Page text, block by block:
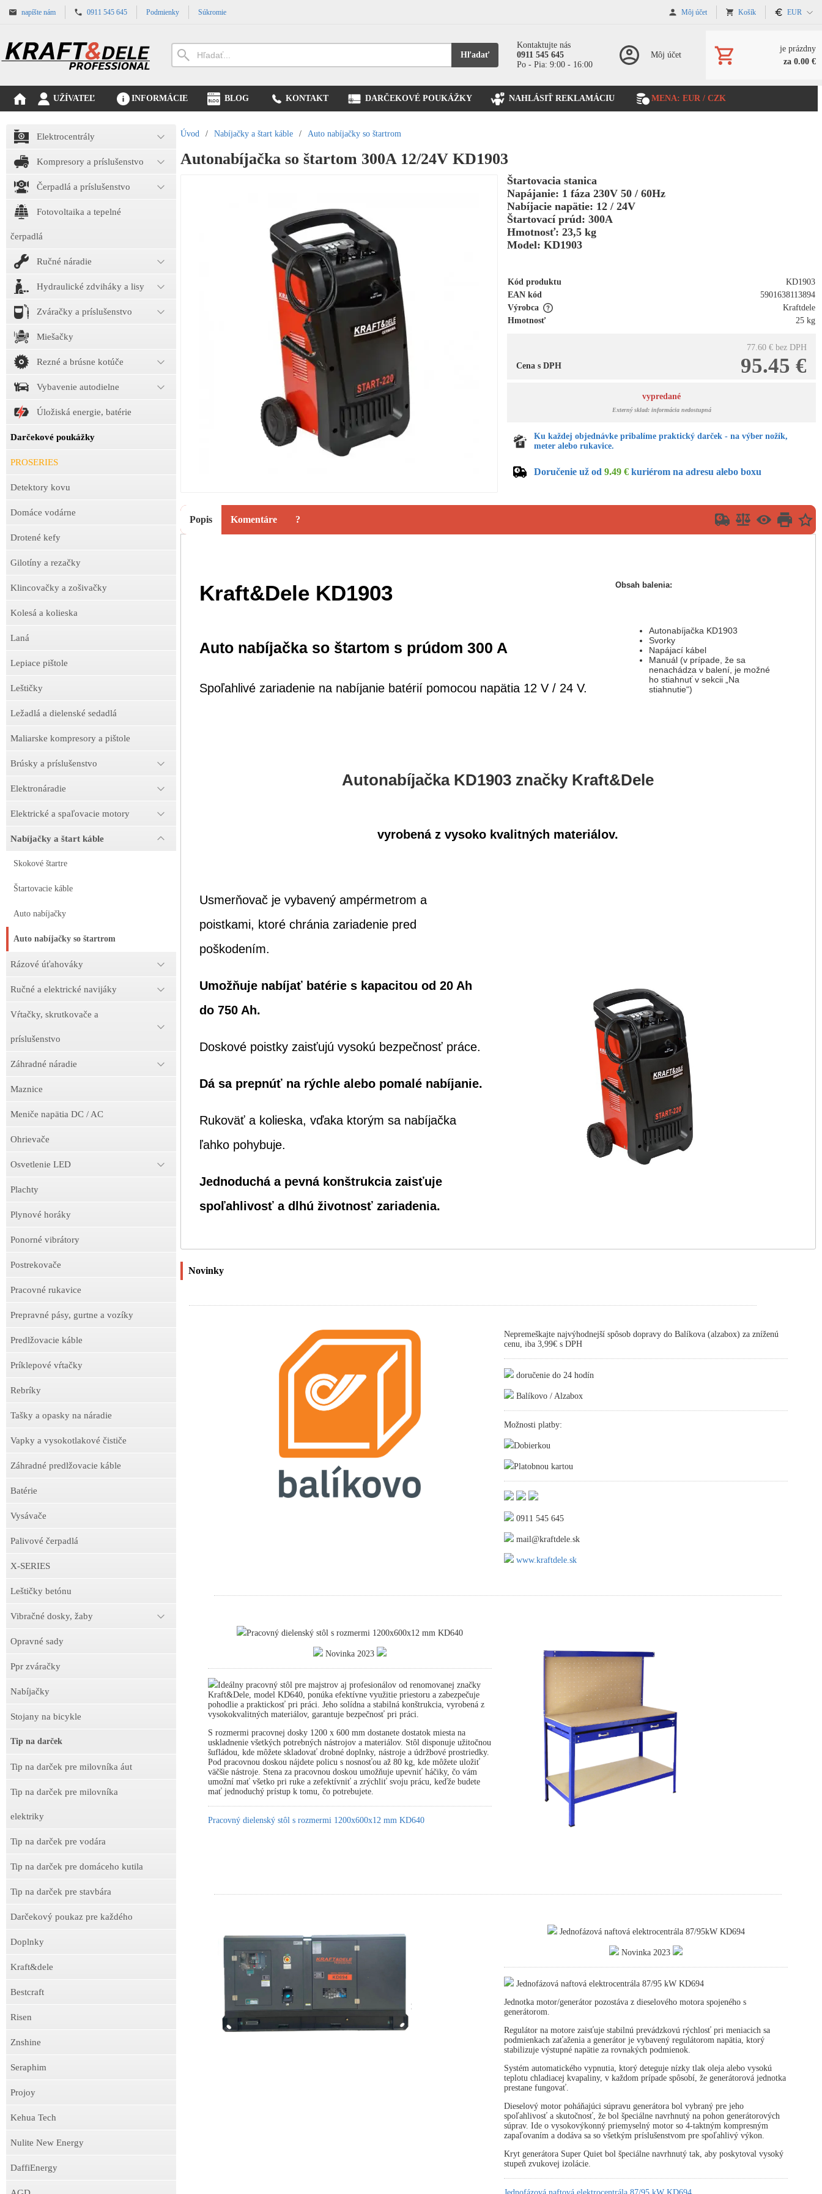
napíšte nám 0911 545 645 Podmienky Súkromie Môj účet Košík EUR
Hľadať
Kontaktujte nás
0911 545 645
Po - Pia: 9:00 - 16:00
Môj účet
je prázdny
za 0.00 €
UŽÍVATEĽ INFORMÁCIE BLOG KONTAKT DARČEKOVÉ POUKÁŽKY NAHLÁSIŤ REKLAMÁCIU MENA: EUR / CZK
Elektrocentrály
Kompresory a príslušenstvo
Čerpadlá a príslušenstvo
Fotovoltaika a tepelné
čerpadlá
Ručné náradie
Hydraulické zdviháky a lisy
Zváračky a príslušenstvo
Miešačky
Rezné a brúsne kotúče
Vybavenie autodielne
Úložiská energie, batérie
Darčekové poukážky
PROSERIES
Detektory kovu
Domáce vodárne
Drotené kefy
Gilotíny a rezačky
Klincovačky a zošivačky
Kolesá a kolieska
Laná
Lepiace pištole
Leštičky
Ležadlá a dielenské sedadlá
Maliarske kompresory a pištole
Brúsky a príslušenstvo
Elektronáradie
Elektrické a spaľovacie motory
Nabíjačky a štart káble
Skokové štartre
Štartovacie káble
Auto nabíjačky
Auto nabíjačky so štartrom
Rázové úťahováky
Ručné a elektrické navijáky
Vŕtačky, skrutkovače a
príslušenstvo
Záhradné náradie
Maznice
Meniče napätia DC / AC
Ohrievače
Osvetlenie LED
Plachty
Plynové horáky
Ponorné vibrátory
Postrekovače
Pracovné rukavice
Prepravné pásy, gurtne a vozíky
Predlžovacie káble
Príklepové vŕtačky
Rebríky
Tašky a opasky na náradie
Vapky a vysokotlakové čističe
Záhradné predlžovacie káble
Batérie
Vysávače
Palivové čerpadlá
X-SERIES
Leštičky betónu
Vibračné dosky, žaby
Opravné sady
Ppr zváračky
Nabíjačky
Stojany na bicykle
Tip na darček
Tip na darček pre milovníka áut
Tip na darček pre milovníka
elektriky
Tip na darček pre vodára
Tip na darček pre domáceho kutila
Tip na darček pre stavbára
Darčekový poukaz pre každého
Doplnky
Kraft&dele
Bestcraft
Risen
Znshine
Seraphim
Projoy
Kehua Tech
Nulite New Energy
DaffiEnergy
Úvod / Nabíjačky a štart káble / Auto nabíjačky so štartrom
Autonabíjačka so štartom 300A 12/24V KD1903
Štartovacia stanica
Napájanie: 1 fáza 230V 50 / 60Hz
Nabíjacie napätie: 12 / 24V
Štartovací prúd: 300A
Hmotnosť: 23,5 kg
Model: KD1903
Kód produktu
KD1903
EAN kód
5901638113894
Výrobca
Kraftdele
Hmotnosť
25 kg
77.60 € bez DPH
95.45 €
Cena s DPH
vypredané
Externý sklad: informácia nedostupná
Ku každej objednávke pribalíme praktický darček - na výber nožík,
meter alebo rukavice.
Doručenie už od9.49 € kuriérom na adresu alebo boxu
Popis Komentáre ?
Kraft&Dele KD1903
Auto nabíjačka so štartom s prúdom 300 A
Spoľahlivé zariadenie na nabíjanie batérií pomocou napätia 12 V / 24 V.
Obsah balenia:
Autonabíjačka KD1903
Svorky
Napájací kábel
Manuál (v prípade, že sa
nenachádza v balení, je možné
ho stiahnuť v sekcii „Na
stiahnutie“)
Autonabíjačka KD1903 značky Kraft&Dele
vyrobená z vysoko kvalitných materiálov.
Usmerňovač je vybavený ampérmetrom a
poistkami, ktoré chránia zariadenie pred
poškodením.
Umožňuje nabíjať batérie s kapacitou od 20 Ah
do 750 Ah.
Doskové poistky zaisťujú vysokú bezpečnosť práce.
Dá sa prepnúť na rýchle alebo pomalé nabíjanie.
Rukoväť a kolieska, vďaka ktorým sa nabíjačka
ľahko pohybuje.
Jednoduchá a pevná konštrukcia zaisťuje
spoľahlivosť a dlhú životnosť zariadenia.
Novinky
Nepremeškajte najvýhodnejší spôsob dopravy do Balíkova (alzabox) za zníženú
cenu, iba 3,99€ s DPH
doručenie do 24 hodín
Balíkovo / Alzabox
Možnosti platby:
Dobierkou
Platobnou kartou
0911 545 645
mail@kraftdele.sk
www.kraftdele.sk
Pracovný dielenský stôl s rozmermi 1200x600x12 mm KD640
Novinka 2023
Ideálny pracovný stôl pre majstrov aj profesionálov od renomovanej značky
Kraft&Dele, model KD640, ponúka efektívne využitie priestoru a zabezpečuje
pohodlie a praktickosť pri práci. Jeho solídna a stabilná konštrukcia, vyrobená z
vysokokvalitných materiálov, garantuje bezpečnosť pri práci.
S rozmermi pracovnej dosky 1200 x 600 mm dostanete dostatok miesta na
uskladnenie všetkých potrebných nástrojov a materiálov. Stôl disponuje užitočnou
šufládou, kde môžete skladovať drobné doplnky, nástroje a údržbové prostriedky.
Pod pracovnou doskou nájdete policu s nosnosťou až 80 kg, kde môžete uložiť
väčšie nástroje. Stena za pracovnou doskou umožňuje upevniť háčiky, čo vám
umožní mať všetko pri ruke a zefektívniť a zrýchliť svoju prácu, keďže budete
mať jednoduchý prístup k tomu, čo potrebujete.
Pracovný dielenský stôl s rozmermi 1200x600x12 mm KD640
Jednofázová naftová elektrocentrála 87/95kW KD694
Novinka 2023
Jednofázová naftová elektrocentrála 87/95 kW KD694
Jednotka motor/generátor pozostáva z dieselového motora spojeného s
generátorom.
Regulátor na motore zaisťuje stabilnú prevádzkovú rýchlosť pri meniacich sa
podmienkach zaťaženia a generátor je vybavený regulátorom napätia, ktorý
stabilizuje výstupné napätie za rovnakých podmienok.
Systém automatického vypnutia, ktorý deteguje nízky tlak oleja alebo vysokú
teplotu chladiacej kvapaliny, v každom prípade spôsobí, že generátorová jednotka
prestane fungovať.
Dieselový motor poháňajúci súpravu generátora bol vybraný pre jeho
spoľahlivosť a skutočnosť, že bol špeciálne navrhnutý na pohon generátorových
súprav. Ide o vysokovýkonný priemyselný motor so 4-taktným kompresným
zapaľovaním a dodáva sa so všetkým príslušenstvom pre spoľahlivý výkon.
Kryt generátora Super Quiet bol špeciálne navrhnutý tak, aby poskytoval vysoký
stupeň zvukovej izolácie.